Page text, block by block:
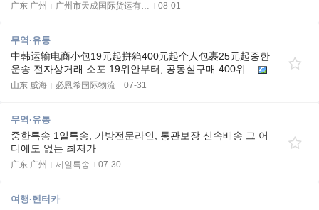
广东 广州 广州市天成国际货运有… 08-01
무역·유통
中韩运输电商小包19元起拼箱400元起个人包裹25元起중한
운송 전자상거래 소포 19위안부터, 공동실구매 400위…
山东 威海 必恩希国际物流 07-31
무역·유통
중한특송 1일특송, 가방전문라인, 통관보장 신속배송 그 어
디에도 없는 최저가
广东 广州 세일특송 07-30
여행·렌터카